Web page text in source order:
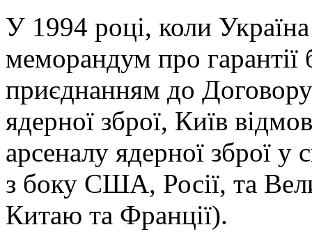
У 1994 році, коли
меморандум про гарантії
приєднанням до
ядерної зброї, Київ
арсеналу ядерної зброї у
з боку США, Росії, та
Китаю та Франції).